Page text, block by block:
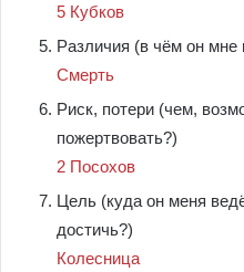
5 Кубков
Различия (в чём он мне
Смерть
Риск, потери (чем,
пожертвовать?)
2 Посохов
Цель (куда он меня
достичь?)
Колесница